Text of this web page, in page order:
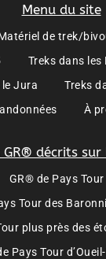
Menu du site
de trek/
Treks dans les
le Jura
Treks
À
GR® décrits
GR® de Pays Tour
Tour des
plus près des
Pays Tour